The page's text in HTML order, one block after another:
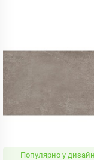
Популярно у